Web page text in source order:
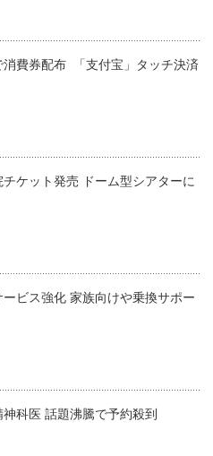
消費券配布 「支付宝」タッチ決済
チケット発売 ドーム型シアターに
ビス強化 家族向けや乗換サポー
科医 話題沸騰で予約殺到